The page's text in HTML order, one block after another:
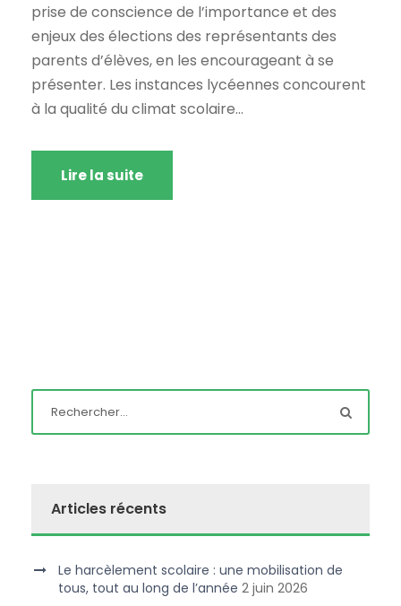
prise de conscience de l’importance et des
enjeux des élections des représentants des
parents d’élèves, en les encourageant à se
présenter. Les instances lycéennes concourent
à la qualité du climat scolaire...
Lire la suite
Articles récents
Le harcèlement scolaire : une mobilisation de
tous, tout au long de l’année 2 juin 2026